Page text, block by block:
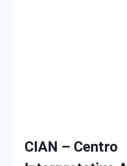
CIAN – Centro